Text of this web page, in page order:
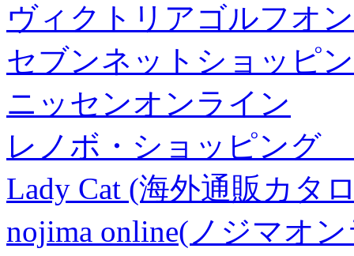
ヴィクトリアゴルフオ
セブンネットショッピ
ニッセンオンライン
レノボ・ショッピング
Lady Cat (海外通販カタ
nojima online(ノジマオ